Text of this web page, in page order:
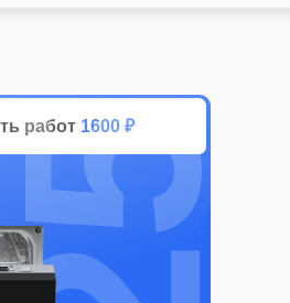
работ 1600 ₽